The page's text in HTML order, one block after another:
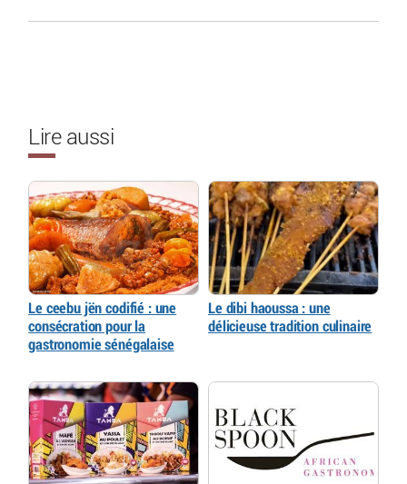
Lire aussi
Le ceebu jën codifié : une
consécration pour la
gastronomie sénégalaise
Le dibi haoussa : une
délicieuse tradition culinaire